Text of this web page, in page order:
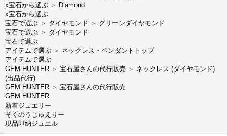
x宝石から選ぶ ＞ Diamond
x宝石から選ぶ
宝石で選ぶ ＞ ダイヤモンド ＞ グリーンダイヤモンド
宝石で選ぶ ＞ ダイヤモンド
宝石で選ぶ
アイテムで選ぶ ＞ ネックレス・ペンダントトップ
アイテムで選ぶ
GEM HUNTER ＞ 宝石屋さんの代行販売 ＞ ネックレス (ダイヤモンド)
(出品代行)
GEM HUNTER ＞ 宝石屋さんの代行販売
GEM HUNTER
新着ジュエリー
そくのうじゅえりー
現品即納ジュエル